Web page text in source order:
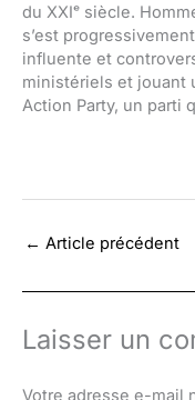
du XXIᵉ siècle.
s’est
influente et
ministériels et jouant
Action Party, un parti
← Article précédent
Laisser un
Votre adresse e-mail